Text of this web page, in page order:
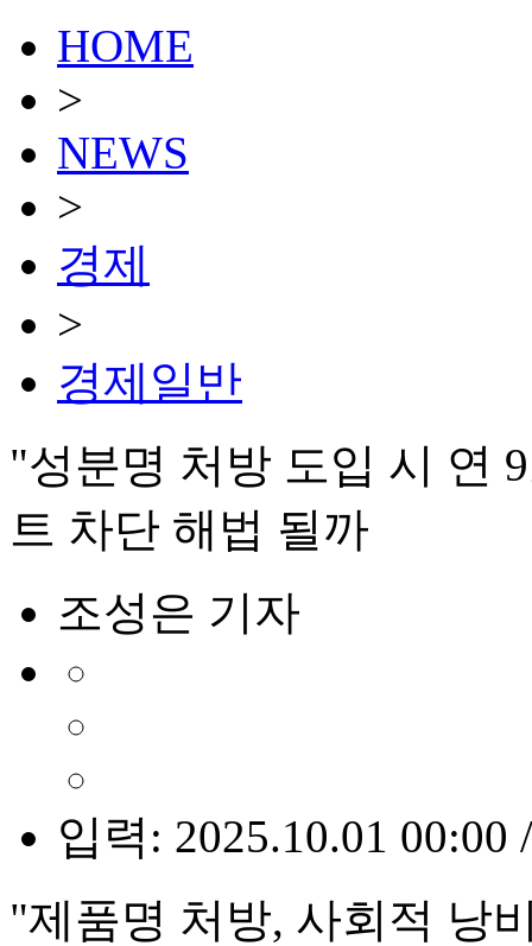
HOME
>
NEWS
>
경제
>
경제일반
"성분명 처방 도입 시 연
트 차단 해법 될까
조성은 기자
입력: 2025.10.01 00:00
"제품명 처방, 사회적 낭